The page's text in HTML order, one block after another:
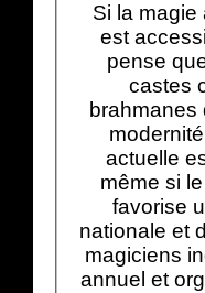
Si la magie
est
pense
castes
brahmanes
actuelle
même si
favorise
nationale et
magiciens
annuel et